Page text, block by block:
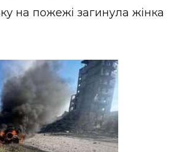
на пожежі загинула жінка